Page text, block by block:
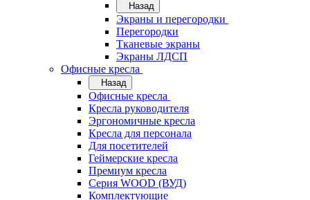
Назад
Экраны и перегородки
Перегородки
Тканевые экраны
Экраны ЛДСП
Офисные кресла
Назад
Офисные кресла
Кресла руководителя
Эргономичные кресла
Кресла для персонала
Для посетителей
Геймерские кресла
Премиум кресла
Серия WOOD (ВУД)
Комплектующие